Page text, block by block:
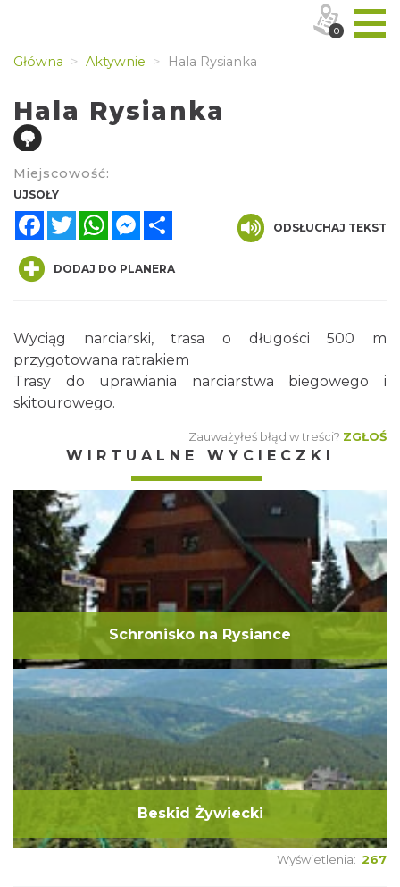
Główna Aktywnie Hala Rysianka
Hala Rysianka
Miejscowość:
UJSOŁY
FacebookTwitterWhatsAppMessenger
ODSŁUCHAJ TEKST
DODAJ DO PLANERA
Wyciąg narciarski, trasa o długości 500 m
przygotowana ratrakiem
Trasy do uprawiania narciarstwa biegowego i
skitourowego.
Zauważyłeś błąd w treści? ZGŁOŚ
WIRTUALNE WYCIECZKI
Schronisko na Rysiance
Beskid Żywiecki
Wyświetlenia: 267
0